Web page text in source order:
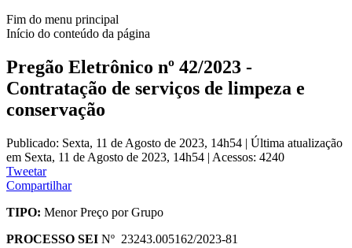
Fim do menu principal
Início do conteúdo da página
Pregão Eletrônico nº 42/2023 -
Contratação de serviços de limpeza e
conservação
Publicado: Sexta, 11 de Agosto de 2023, 14h54 | Última atualização
em Sexta, 11 de Agosto de 2023, 14h54 | Acessos: 4240
Tweetar
Compartilhar
TIPO: Menor Preço por Grupo
PROCESSO SEI Nº 23243.005162/2023-81